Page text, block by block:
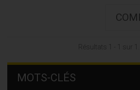
Résultats 1 - 1 sur 1.
MOTS-CLÉS